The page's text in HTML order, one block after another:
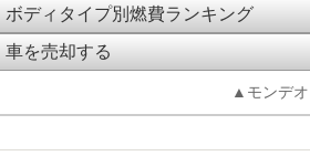
ボディタイプ別燃費ランキング
車を売却する
▲モンデ